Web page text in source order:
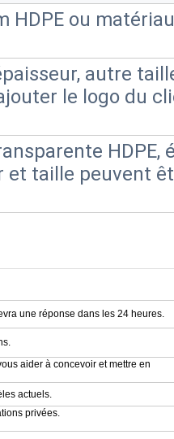
HDPE ou matériau
autre
le logo du
HDPE,
et taille peuvent
une réponse dans les 24 heures.
aider à concevoir et mettre en
actuels.
privées.